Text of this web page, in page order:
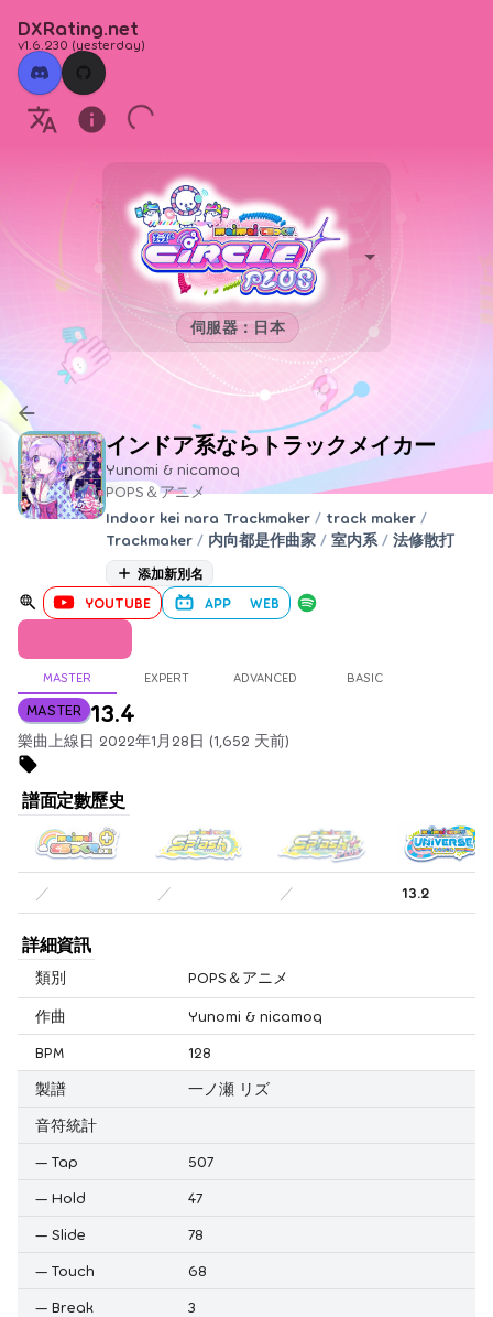
DXRating.net
v1.6.230 (yesterday)
伺服器：日本
インドア系ならトラックメイカー
Yunomi & nicamoq
POPS＆アニメ
Indoor kei nara Trackmaker / track maker /
Trackmaker / 内向都是作曲家 / 室内系 / 法修散打
添加新別名
YOUTUBE APP WEB
MASTER EXPERT ADVANCED BASIC
MASTER 13.4
樂曲上線日 2022年1月28日 (1,652 天前)
譜面定數歷史
／ ／ ／ 13.2
詳細資訊
類別 POPS＆アニメ
作曲
Yunomi & nicamoq
BPM
128
製譜
一ノ瀬 リズ
音符統計
— Tap
507
— Hold
47
— Slide
78
— Touch
68
— Break
3